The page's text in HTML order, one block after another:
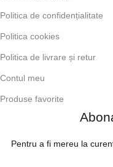
Politica de confidențialitate
Politica cookies
Politica de livrare și retur
Contul meu
Produse favorite
Pentru a fi mereu la